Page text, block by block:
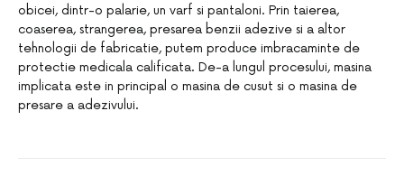
obicei, dintr-o palarie, un varf si pantaloni. Prin taierea,
coaserea, strangerea, presarea benzii adezive si a altor
tehnologii de fabricatie, putem produce imbracaminte de
protectie medicala calificata. De-a lungul procesului, masina
implicata este in principal o masina de cusut si o masina de
presare a adezivului.